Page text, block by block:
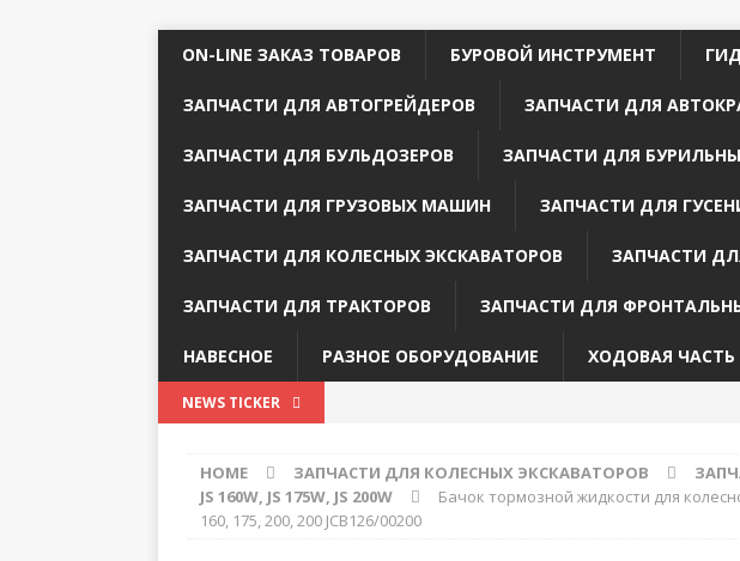
ON-LINE ЗАКАЗ ТОВАРОВ БУРОВОЙ ИНСТРУМЕНТ
ЗАПЧАСТИ ДЛЯ АВТОГРЕЙДЕРОВ ЗАПЧАСТИ ДЛЯ
ЗАПЧАСТИ ДЛЯ БУЛЬДОЗЕРОВ ЗАПЧАСТИ ДЛЯ
ЗАПЧАСТИ ДЛЯ ГРУЗОВЫХ МАШИН ЗАПЧАСТИ ДЛЯ
ЗАПЧАСТИ ДЛЯ КОЛЕСНЫХ ЭКСКАВАТОРОВ ЗАПЧАСТИ
ЗАПЧАСТИ ДЛЯ ТРАКТОРОВ ЗАПЧАСТИ ДЛЯ
НАВЕСНОЕ РАЗНОЕ ОБОРУДОВАНИЕ ХОДОВАЯ
NEWS TICKER
HOME ЗАПЧАСТИ ДЛЯ КОЛЕСНЫХ ЭКСКАВАТОРОВ
JS 160W, JS 175W, JS 200W
Бачок тормозной жидкости для
160, 175, 200, 200 JCB126/00200